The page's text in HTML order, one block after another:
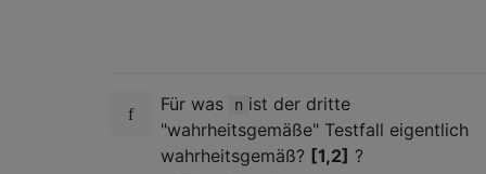
Für was n ist der dritte
"wahrheitsgemäße" Testfall eigentlich
wahrheitsgemäß? [1,2] ?